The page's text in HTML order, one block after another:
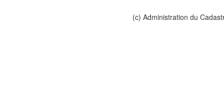
(c) Administration du